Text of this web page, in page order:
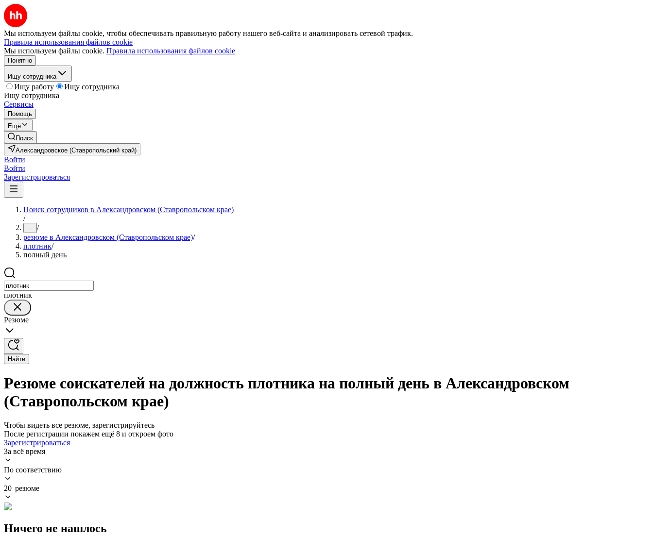
Мы используем файлы cookie, чтобы обеспечивать правильную работу нашего веб-сайта и анализировать сетевой трафик.
Правила использования файлов cookie
Мы используем файлы cookie. Правила использования файлов cookie
Понятно
Ищу сотрудника
Ищу работу
Ищу сотрудника
Ищу сотрудника
Сервисы
Помощь
Ещё
Поиск
Александровское (Ставропольский край)
Войти
Войти
Зарегистрироваться
Поиск сотрудников в Александровском (Ставропольском крае)
/
... /
резюме в Александровском (Ставропольском крае)/
плотник/
полный день
плотник
Резюме
Найти
Резюме соискателей на должность плотника на полный день в Александровском
(Ставропольском крае)
Чтобы видеть все резюме, зарегистрируйтесь
После регистрации покажем ещё 8 и откроем фото
Зарегистрироваться
За всё время
По соответствию
20 резюме
Ничего не нашлось